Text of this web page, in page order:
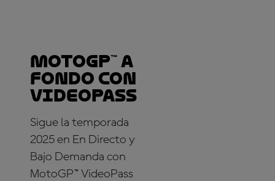
MotoGP™ a
fondo con
VideoPass
Sigue la temporada
2025 en En Directo y
Bajo Demanda con
MotoGP™ VideoPass